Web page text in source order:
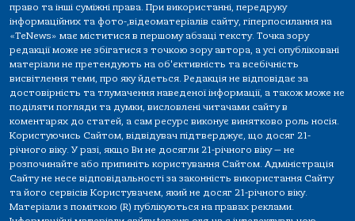
право та інші суміжні права. При використанні, передруку
інформаційних та фото-,відеоматеріалів сайту, гіперпосилання на
«TeNews» має міститися в першому абзаці тексту. Точка зору
редакції може не збігатися з точкою зору автора, а усі опубліковані
матеріали не претендують на об'єктивність та всебічність
висвітлення теми, про яку йдеться. Редакція не відповідає за
достовірність та тлумачення наведеної інформації, а також може не
поділяти погляди та думки, висловлені читачами сайту в
коментарях до статей, а сам ресурс виконує винятково роль носія.
Користуючись Сайтом, відвідувач підтверджує, що досяг 21-
річного віку. У разі, якщо Ви не досягли 21-річного віку — не
розпочинайте або припиніть користування Сайтом. Адміністрація
Сайту не несе відповідальності за законність використання Сайту
та його сервісів Користувачем, який не досяг 21-річного віку.
Матеріали з поміткою (R) публікуються на правах реклами.